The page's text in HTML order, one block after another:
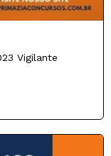
Vigilante